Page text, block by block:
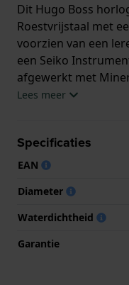
Dit Hugo Boss
Roestvrijstaal met
voorzien van een
een Seiko
afgewerkt met
geleverd met 2 jaar
Lees meer
Specificaties
EAN
Diameter
Waterdichtheid
Garantie